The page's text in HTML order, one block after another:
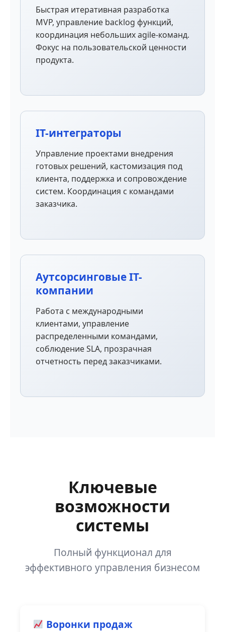
Быстрая итеративная разработка
MVP, управление backlog функций,
координация небольших agile-команд.
Фокус на пользовательской ценности
продукта.
IT-интеграторы
Управление проектами внедрения
готовых решений, кастомизация под
клиента, поддержка и сопровождение
систем. Координация с командами
заказчика.
Аутсорсинговые IT-
компании
Работа с международными
клиентами, управление
распределенными командами,
соблюдение SLA, прозрачная
отчетность перед заказчиками.
Ключевые
возможности
системы
Полный функционал для
эффективного управления бизнесом
Воронки продаж